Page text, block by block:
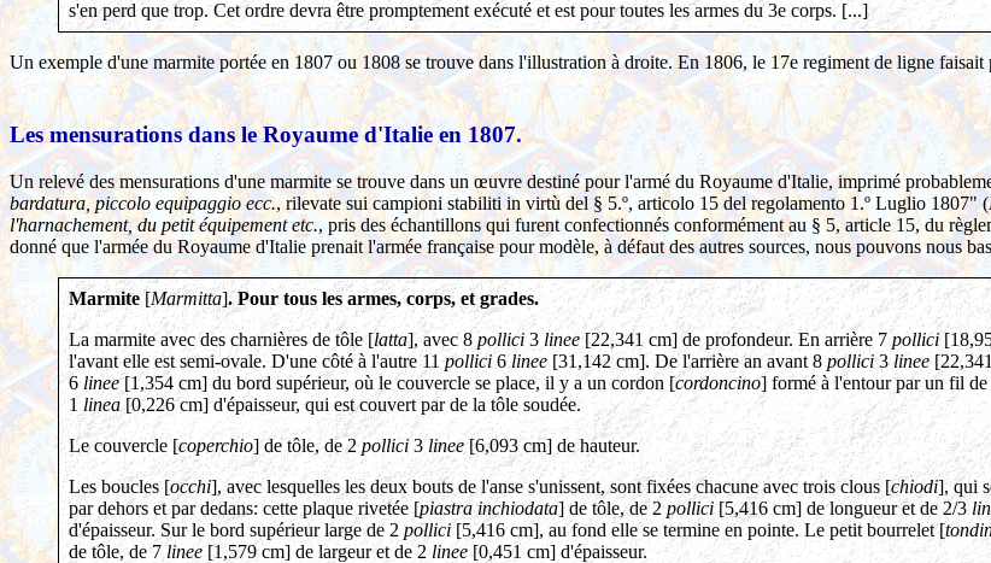
s'en perd que trop. Cet ordre devra être promptement exécuté et est pour toutes les armes du 3e corps. [...]
Un exemple d'une marmite portée en 1807 ou 1808 se trouve dans l'illustration à droite. En 1806, le 17e regiment de ligne
Les mensurations dans le Royaume d'Italie en 1807.
Un relevé des mensurations d'une marmite se trouve dans un œuvre destiné pour l'armé du Royaume d'Italie, imprimé
bardatura, piccolo equipaggio ecc., rilevate sui campioni stabiliti in virtù del § 5.º, articolo 15 del regolamento 1.º Luglio 1807" (
l'harnachement, du petit équipement etc., pris des échantillons qui furent confectionnés conformément au § 5, article 15, du
donné que l'armée du Royaume d'Italie prenait l'armée française pour modèle, à défaut des autres sources, nous pouvons nous
Marmite[Marmitta]. Pour tous les armes, corps, et grades.
La marmite avec des charnières de tôle [latta], avec 8pollici 3 linee [22,341 cm] de profondeur. En arrière 7pollici
l'avant elle est semi-ovale. D'une côté à l'autre 11 pollici6 linee [31,142 cm]. De l'arrière an avant 8 pollici3linee
6 linee[1,354 cm] du bord supérieur, où le couvercle se place, il y a un cordon [cordoncino] formé à l'entour par un fil
1 linea [0,226 cm] d'épaisseur, qui est couvert par de la tôle soudée.
Le couvercle [coperchio] de tôle, de 2 pollici 3 linee[6,093 cm] de hauteur.
Les boucles [occhi], avec lesquelles les deux bouts de l'anse s'unissent, sont fixées chacune avec trois clous [chiodi], qui
par dehors et par dedans: cette plaque rivetée [piastra inchiodata] de tôle, de 2pollici [5,416 cm] de longueur et de 2/3
d'épaisseur. Sur le bord supérieur large de 2 pollici [5,416 cm], au fond elle se termine en pointe. Le petit bourrelet [
de tôle, de 7linee [1,579 cm] de largeur et de 2linee[0,451 cm] d'épaisseur.